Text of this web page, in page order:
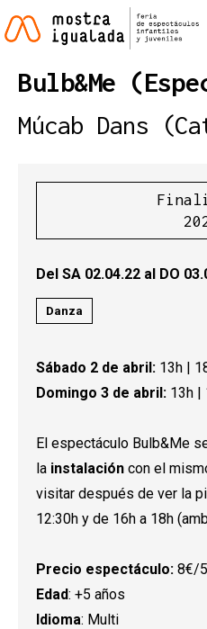
Bulb&Me
Múcab Dans
Del SA 02.04.22 al DO
Danza
Sábado 2 de abril: 13h |
Domingo 3 de abril: 13h |
El espectáculo Bulb&Me
la instalación con el
visitar después de ver la
12:30h y de 16h a 18h
Precio espectáculo: 8€/
Edad: +5 años
Idioma: Multi